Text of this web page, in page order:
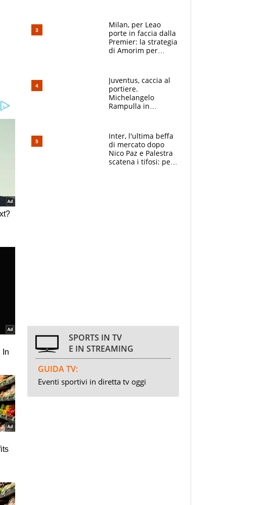
Milan, per Leao
porte in faccia dalla
Premier: la strategia
di Amorim per
dopo il derby
Juventus, caccia al
portiere.
Michelangelo
Rampulla in
Roba da Lega Pro.
Caprile profilo
giusto”
Inter, l'ultima beffa
di mercato dopo
Nico Paz e Palestra
scatena i tifosi: per
SPORTS IN TV
E IN STREAMING
GUIDA TV:
Eventi sportivi in diretta tv oggi